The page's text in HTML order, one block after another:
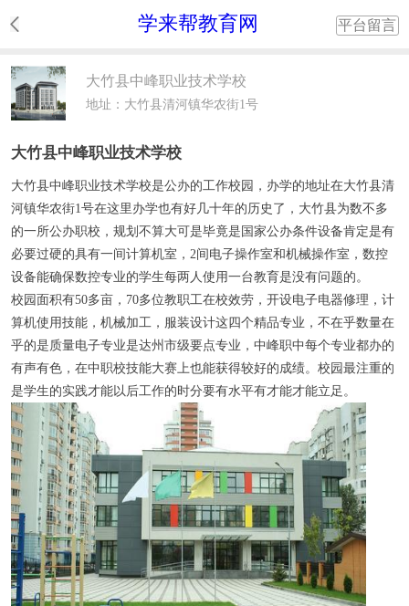
学来帮教育网 平台留言
大竹县中峰职业技术学校
地址：大竹县清河镇华农街1号
大竹县中峰职业技术学校
大竹县中峰职业技术学校是公办的工作校园，办学的地址在大竹县清
河镇华农街1号在这里办学也有好几十年的历史了，大竹县为数不多
的一所公办职校，规划不算大可是毕竟是国家公办条件设备肯定是有
必要过硬的具有一间计算机室，2间电子操作室和机械操作室，数控
设备能确保数控专业的学生每两人使用一台教育是没有问题的。
校园面积有50多亩，70多位教职工在校效劳，开设电子电器修理，计
算机使用技能，机械加工，服装设计这四个精品专业，不在乎数量在
乎的是质量电子专业是达州市级要点专业，中峰职中每个专业都办的
有声有色，在中职校技能大赛上也能获得较好的成绩。校园最注重的
是学生的实践才能以后工作的时分要有水平有才能才能立足。